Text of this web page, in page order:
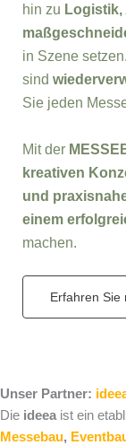
hin zu
in Szene
sind
Sie jeden
Mit der
kreativen
und
einem
machen.
Erfahren Sie
Unser Partner:
Die ideea ist ein
Messebau,